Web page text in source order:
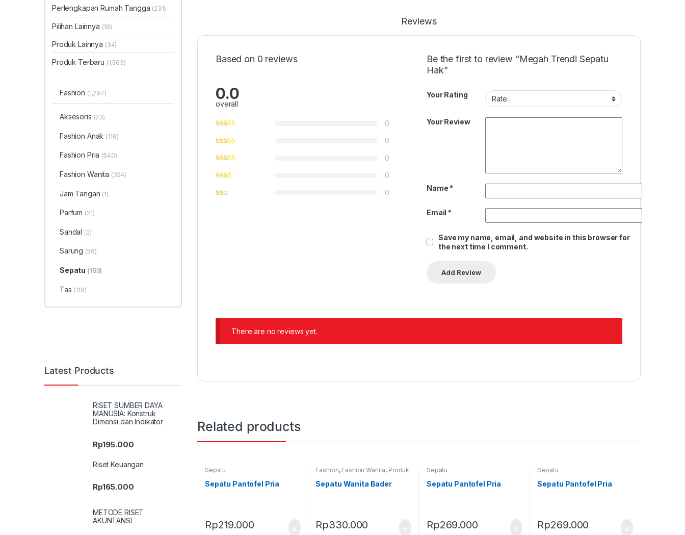
Reviews
Based on 0 reviews
0.0
overall
0
0
0
0
0
Be the first to review “Megah Trendi Sepatu
Hak”
Your Rating
Your Review
Name *
Email *
Save my name, email, and website in this browser for
the next time I comment.
There are no reviews yet.
Related products
Sepatu
Sepatu Pantofel Pria
Rp219.000
Fashion, Fashion Wanita, Produk
,
Sepatu Wanita Bader
Rp330.000
Sepatu
Sepatu Pantofel Pria
Rp269.000
Sepatu
Sepatu Pantofel Pria
Rp269.000
Perlengkapan Rumah Tangga (231)
Pilihan Lainnya (19)
Produk Lainnya (34)
Produk Terbaru (1,563)
Fashion (1,297)
Aksesoris (23)
Fashion Anak (116)
Fashion Pria (540)
Fashion Wanita (354)
Jam Tangan (1)
Parfum (21)
Sandal (2)
Sarung (56)
Sepatu (153)
Tas (118)
Latest Products
RISET SUMBER DAYA
MANUSIA: Konstruk
Dimensi dan Indikator
Rp195.000
Riset Keuangan
Rp165.000
METODE RISET
AKUNTANSI